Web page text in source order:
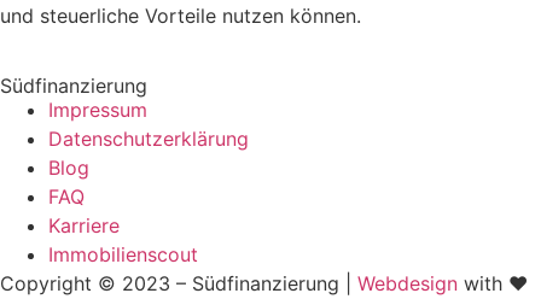
und steuerliche Vorteile nutzen können.
Südfinanzierung
Impressum
Datenschutzerklärung
Blog
FAQ
Karriere
Immobilienscout
Copyright © 2023 – Südfinanzierung | Webdesign with ♥